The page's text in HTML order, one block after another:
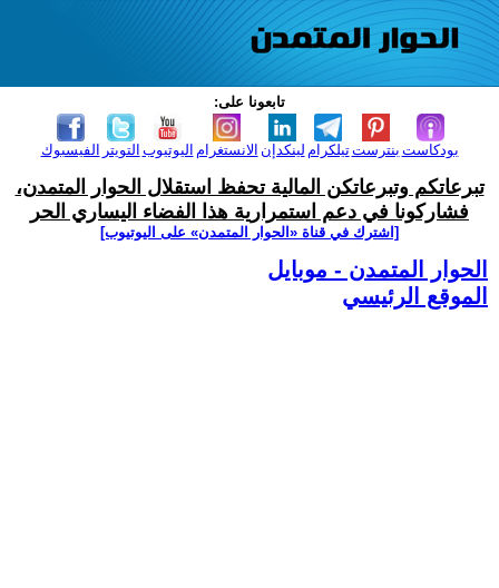
تابعونا على:
الفيسبوك التويتر اليوتيوب الانستغرام لينكدإن تيلكرامبنترست بودكاست
تبرعاتكم وتبرعاتكن المالية تحفظ استقلال الحوار المتمدن،
فشاركونا في دعم استمرارية هذا الفضاء اليساري الحر
[اشترك في قناة ‫«الحوار المتمدن» على اليوتيوب]
الحوار المتمدن - موبايل
الموقع الرئيسي